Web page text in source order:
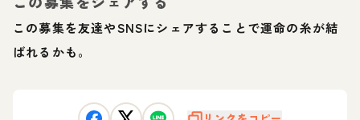
この募集を友達やSNSにシェアすることで運命の糸が結
ばれるかも。